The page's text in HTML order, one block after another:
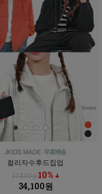
컬리자수후드집업
37,800원 10% ↓
34,100원